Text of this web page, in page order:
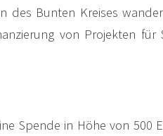
des Bunten Kreises
von Projekten für
Spende in Höhe von 500